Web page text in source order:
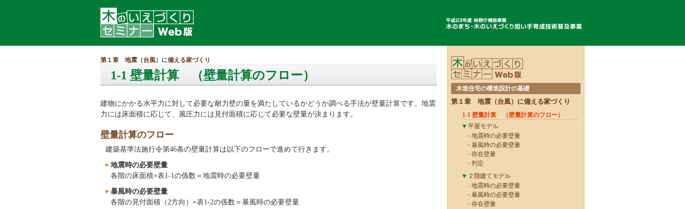
第１章 地震（台風）に備える家づくり
1-1 壁量計算 （壁量計算のフロー）
建物にかかる水平力に対して必要な耐力壁の量を満たしているかどうか調べる手法が壁量計算です。地震
力には床面積に応じて、風圧力には見付面積に応じて必要な壁量が決まります。
壁量計算のフロー
建築基準法施行令第46条の壁量計算は以下のフローで進めて行きます。
地震時の必要壁量
各階の床面積×表1-1の係数＝地震時の必要壁量
暴風時の必要壁量
各階の見付面積（2方向）×表1-2の係数＝暴風時の必要壁量
木造住宅の構造設計の基礎
第１章 地震（台風）に備える家づくり
1-1 壁量計算 （壁量計算のフロー）
平屋モデル
地震時の必要壁量
暴風時の必要壁量
存在壁量
判定
２階建てモデル
地震時の必要壁量
暴風時の必要壁量
存在壁量